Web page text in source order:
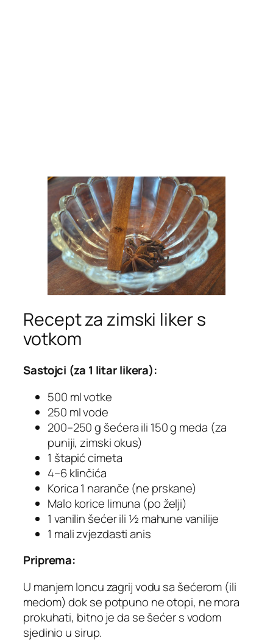
Recept za zimski liker s
votkom
Sastojci (za 1 litar likera):
500 ml votke
250 ml vode
200–250 g šećera ili 150 g meda (za
puniji, zimski okus)
1 štapić cimeta
4–6 klinčića
Korica 1 naranče (ne prskane)
Malo korice limuna (po želji)
1 vanilin šećer ili ½ mahune vanilije
1 mali zvjezdasti anis
Priprema:
U manjem loncu zagrij vodu sa šećerom (ili
medom) dok se potpuno ne otopi, ne mora
prokuhati, bitno je da se šećer s vodom
sjedinio u sirup.